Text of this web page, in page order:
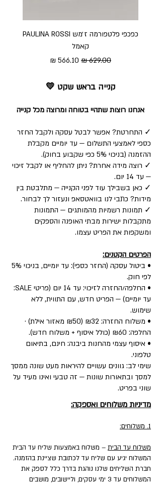
כפכפי פלטפורמה ז׳מש PAULINA ROSSI
קאמל
מחיר רגיל מחיר מבצע
קנייה בראש שקט 💛
אנחנו רוצות שתהיי בטוחה ומרוצה מכל קנייה
✓ התחרטת? אפשר לבטל עסקה ולקבל החזר
כספי לאמצעי התשלום — עד יומיים מקבלת
ההזמנה (בניכוי 5% כפי שקבוע בחוק).
✓ רוצה מידה אחרת? ניתן להחליף או לקבל זיכוי
— עד 14 יום.
✓ כאן בשבילך עוד לפני הקנייה — מתלבטת בין
מידות? כתבי לנו בוואטסאפ ונעזור לך לבחור.
✓ תמונות רשמיות מהמותגים — התמונות
מתקבלות ישירות מבתי האופנה והספקים
ומשקפות את הפריט עצמו.
הפרטים הקטנים:
• ביטול עסקה (החזר כספי): עד יומיים, בניכוי 5%
לפי חוק.
• החלפה/החזרה לזיכוי: עד 14 יום (פריטי SALE:
עד יומיים) — הפריט חדש, עם התווית, ללא
שימוש.
• משלוח החזרה: ₪32 (₪50 מאזור אילת) ·
החלפה: ₪60 (כולל איסוף + משלוח חדש).
• איסוף עצמי מהחנות ביבנה: חינם, בתיאום
טלפוני.
שימי לב: גוונים עשויים להיראות מעט שונה ממסך
למסך ובתאורות שונות — זה טבעי ואינו מעיד על
שוני בפריט.
מדיניות משלוחים ואספקה:
1. משלוחים:
משלוח עד הבית – משלוח באמצעות שליח עד הבית
המשלוח יגיע עם שליח עד לכתובת שציינת בהזמנה.
חברת השליחים שלנו נוהגת בדרך כלל לספק את
המשלוחים עד 3 ימי עסקים, וליישובים, מושבים